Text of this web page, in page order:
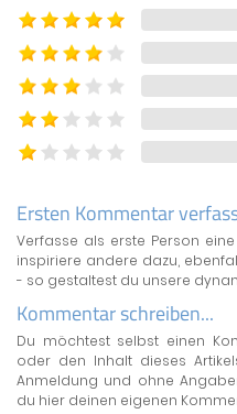
Ersten Kommentar
Verfasse als erste Person
inspiriere andere dazu,
- so gestaltest du unsere
Kommentar schreiben...
Du möchtest selbst einen
oder den Inhalt dieses
Anmeldung und ohne
du hier deinen eigenen